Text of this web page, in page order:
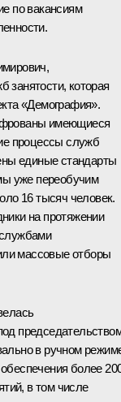
по вакансиям
занятости, которая
«Демография».
имеющиеся
процессы служб
единые стандарты
уже переобучим
16 тысяч человек.
на протяжении
массовые отборы
в ручном
более
в том числе